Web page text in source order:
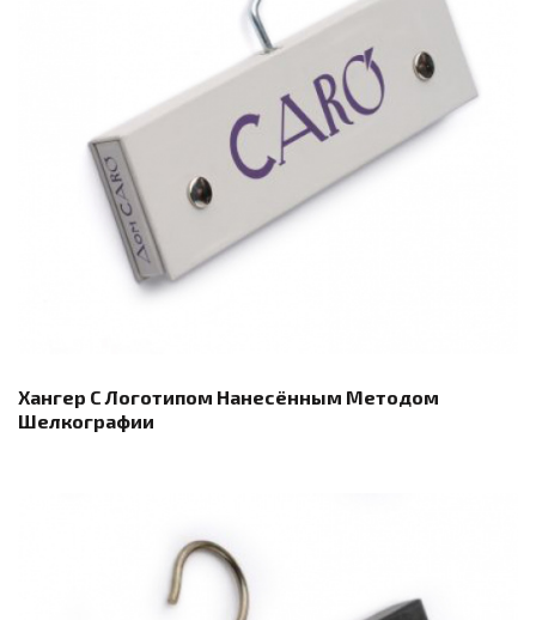
Хангер С Логотипом Нанесённым Методом
Шелкографии